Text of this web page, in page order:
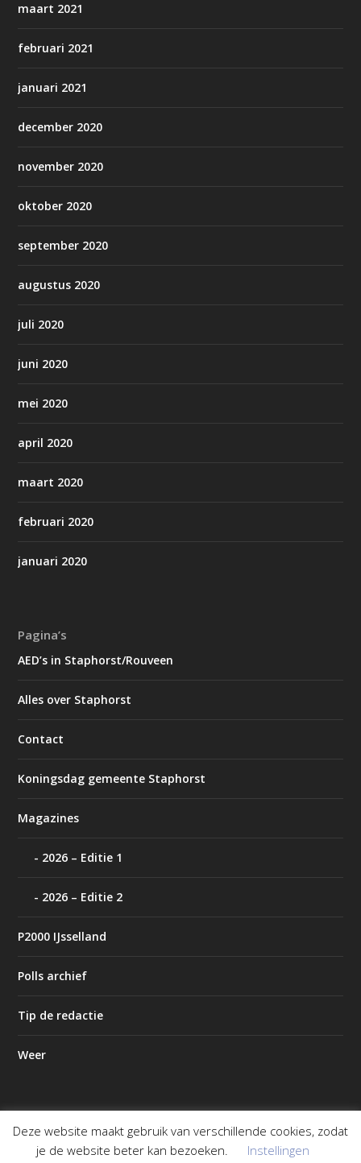
maart 2021
februari 2021
januari 2021
december 2020
november 2020
oktober 2020
september 2020
augustus 2020
juli 2020
juni 2020
mei 2020
april 2020
maart 2020
februari 2020
januari 2020
Pagina’s
AED’s in Staphorst/Rouveen
Alles over Staphorst
Contact
Koningsdag gemeente Staphorst
Magazines
2026 – Editie 1
2026 – Editie 2
P2000 IJsselland
Polls archief
Tip de redactie
Weer
Ontworpen doorElegant Themes | Mogelijk gemaakt door
Deze website maakt gebruik van verschillende cookies, zodat
je de website beter kan bezoeken.
Instellingen